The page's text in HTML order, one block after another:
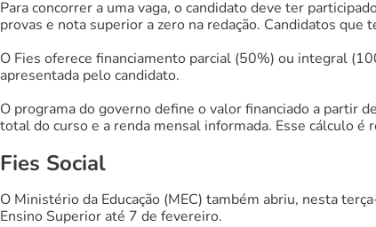
Para concorrer a uma vaga, o candidato deve ter
provas e nota superior a zero na redação. Candidatos
O Fies oferece financiamento parcial (50%) ou integral
apresentada pelo candidato.
O programa do governo define o valor financiado a partir
total do curso e a renda mensal informada. Esse cálculo
Fies Social
O Ministério da Educação (MEC) também abriu, nesta
Ensino Superior até 7 de fevereiro.